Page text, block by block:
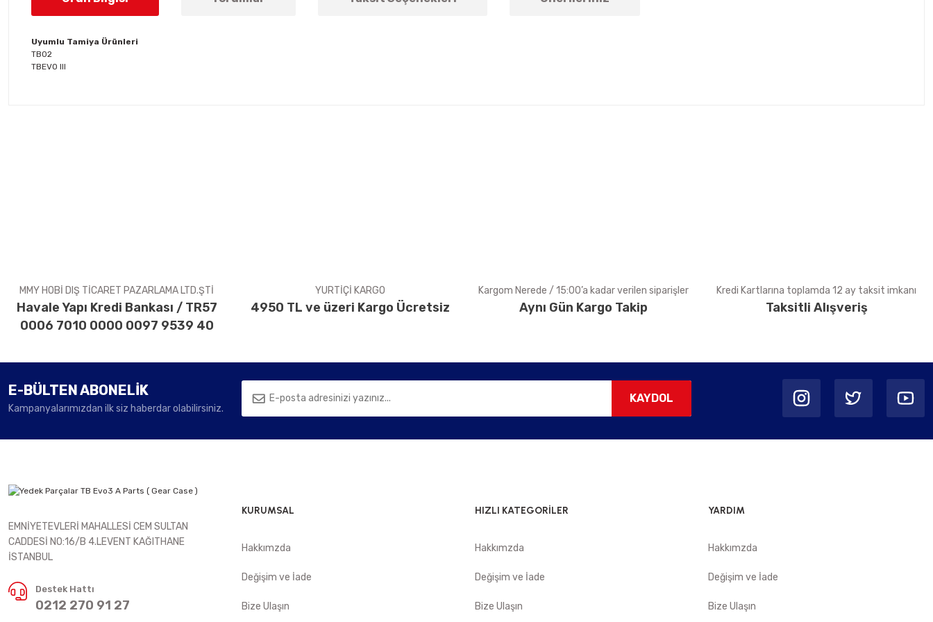
Uyumlu Tamiya Ürünleri
TB02
TBEVO III
MMY HOBİ DIŞ TİCARET PAZARLAMA LTD.ŞTİ
Havale Yapı Kredi Bankası / TR57
0006 7010 0000 0097 9539 40
YURTİÇİ KARGO
4950 TL ve üzeri Kargo Ücretsiz
Kargom Nerede / 15:00’a kadar verilen siparişler
Aynı Gün Kargo Takip
Kredi Kartlarına toplamda 12 ay taksit imkanı
Taksitli Alışveriş
E-BÜLTEN ABONELİK
Kampanyalarımızdan ilk siz haberdar olabilirsiniz.
KAYDOL
EMNİYETEVLERİ MAHALLESİ CEM SULTAN
CADDESİ NO:16/B 4.LEVENT KAĞITHANE
İSTANBUL
Destek Hattı
0212 270 91 27
KURUMSAL
Hakkımzda
Değişim ve İade
Bize Ulaşın
HIZLI KATEGORİLER
Hakkımzda
Değişim ve İade
Bize Ulaşın
YARDIM
Hakkımzda
Değişim ve İade
Bize Ulaşın